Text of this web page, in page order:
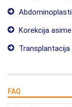
Korekcija
Transplantacija
FAQ